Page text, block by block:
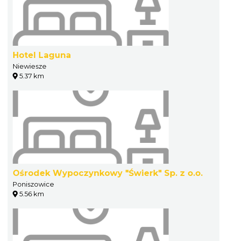
Hotel Laguna
Niewiesze
5.37 km
Ośrodek Wypoczynkowy "Świerk" Sp. z o.o.
Poniszowice
5.56 km